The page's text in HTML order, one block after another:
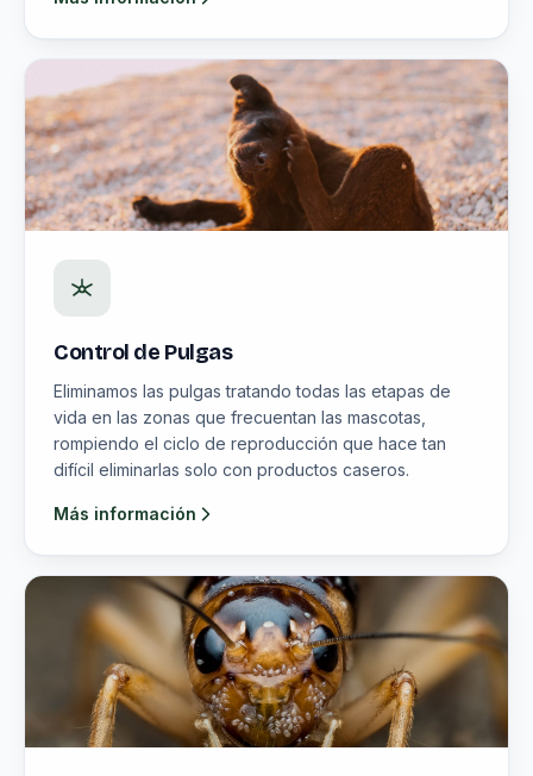
Control de Pulgas
Eliminamos las pulgas tratando todas las etapas de
vida en las zonas que frecuentan las mascotas,
rompiendo el ciclo de reproducción que hace tan
difícil eliminarlas solo con productos caseros.
Más información